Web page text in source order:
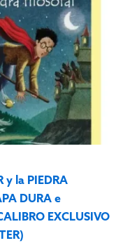
y la PIEDRA
DURA e
EXCLUSIVO